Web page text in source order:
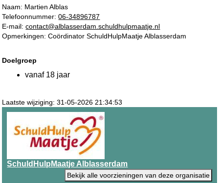
Naam: Martien Alblas
Telefoonnummer:06-34896787
E-mail:contact@alblasserdam.schuldhulpmaatje.nl
Opmerkingen: Coördinator SchuldHulpMaatje Alblasserdam
Doelgroep
vanaf 18 jaar
Laatste wijziging: 31-05-2026 21:34:53
SchuldHulpMaatje Alblasserdam
Bekijk alle voorzieningen van deze organisatie